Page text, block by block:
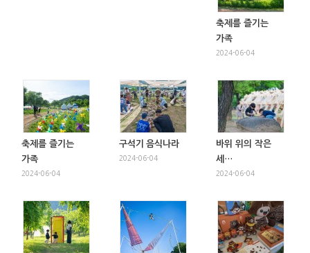
축제를 즐기는
가족
2024-06-04
축제를 즐기는
가족
2024-06-04
구석기 음식나라
2024-06-04
바위 위의 작은
세…
2024-06-04